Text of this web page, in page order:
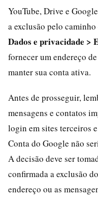
YouTube, Drive e
a exclusão pelo
Dados e privacidade >
fornecer um endereço
manter sua conta ativa.
Antes de prosseguir,
mensagens e contatos
login em sites terceiros
Conta do Google não
A decisão deve ser
confirmada a exclusão
endereço ou as